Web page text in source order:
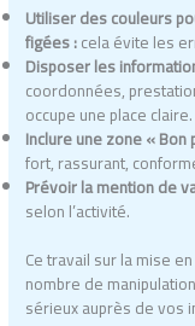
Utiliser des couleurs
figées :cela évite les
Disposer les
coordonnées,
occupe une place claire.
Inclure une zone «
fort, rassurant,
Prévoir la mention de
selon l’activité.
Ce travail sur la mise
nombre de
sérieux auprès de vos